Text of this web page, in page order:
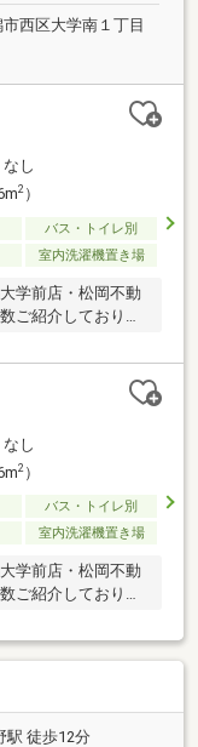
西区大学南１丁目
なし
2）
バス・トイレ別
室内洗濯機置き場
学前店・松岡不動
ご紹介しておりま
なし
2）
バス・トイレ別
室内洗濯機置き場
学前店・松岡不動
ご紹介しておりま
駅 徒歩12分